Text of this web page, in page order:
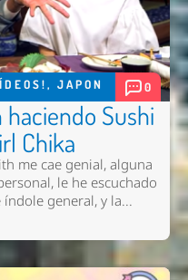
, JAPON 0
Sushi
Chika
me cae genial, alguna
le he escuchado
general, y la...